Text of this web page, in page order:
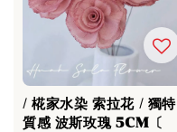
/ 椛家水染 索拉花 / 獨特
質感 波斯玫瑰 5CM〔